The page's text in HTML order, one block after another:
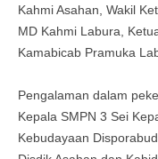
Kahmi Asahan, Wakil
MD Kahmi Labura,
Kamabicab Pramuka
Pengalaman dalam
Kepala SMPN 3 Sei
Kebudayaan